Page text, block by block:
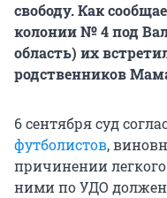
свободу. Как
колонии № 4 под
область) их
родственников
6 сентября суд
футболистов,
причинении
ними по УДО